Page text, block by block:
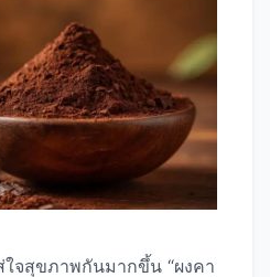
อร่อยแล้ว …
จสุขภาพกันมากขึ้น “ผงคา